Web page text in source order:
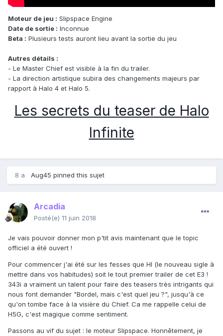
Moteur de jeu : Slipspace Engine
Date de sortie : Inconnue
Beta : Plusieurs tests auront lieu avant la sortie du jeu
Autres détails :
- Le Master Chief est visible à la fin du trailer.
- La direction artistique subira des changements majeurs par
rapport à Halo 4 et Halo 5.
Les secrets du teaser de Halo
Infinite
8 a Aug45 pinned this sujet
Arcadia
Posté(e) 11 juin 2018
Je vais pouvoir donner mon p'tit avis maintenant que le topic
officiel a été ouvert !
Pour commencer j'ai été sur les fesses que HI (le nouveau sigle à
mettre dans vos habitudes) soit le tout premier trailer de cet E3 !
343i a vraiment un talent pour faire des teasers très intrigants qui
nous font demander "Bordel, mais c'est quel jeu ?", jusqu'à ce
qu'on tombe face à la visière du Chief. Ca me rappelle celui de
H5G, c'est magique comme sentiment.
Passons au vif du sujet : le moteur Slipspace. Honnêtement, je